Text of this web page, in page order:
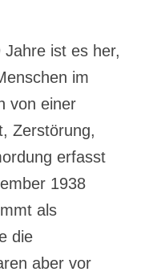
ist es her,
im
von einer
Zerstörung,
erfasst
1938
als
die
aber vor